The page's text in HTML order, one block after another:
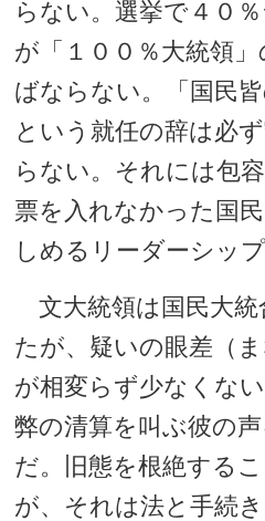
らない。選挙で４０
が「１００％大統領
ばならない。「国民
という就任の辞は必
らない。それには包
票を入れなかった国
しめるリーダーシッ
文大統領は国民大統
たが、疑いの眼差（
が相変らず少なくな
弊の清算を叫ぶ彼の
だ。旧態を根絶する
が、それは法と手続